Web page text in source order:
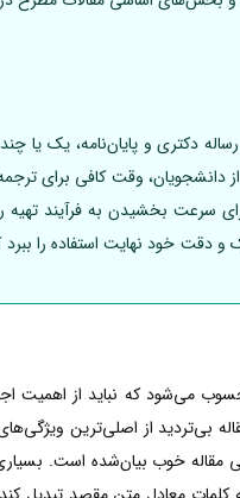
دکتری و پایان‌نامه، یک یا
وقت کافی برای ترجمه
بخشیدن به فرآیند تهیه
و دقت خود نهایت استفاده را
می‌شود که نباید از
بی‌تردید از اصلی‌ترین
خوب بیان‌شده است. بسیاری